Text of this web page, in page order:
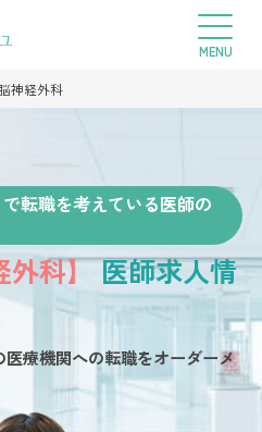
脳神経外科
転職を考えている医師の
外科】医師求人情
療機関への転職をオーダーメ